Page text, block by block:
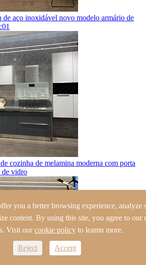
de aço inoxidável novo modelo armário de
cozinha de melamina moderna com porta
de vidro
you a better browsing experience, analyze
content. By using this site, you agree to our
Visit ourcookie policy to leamn more.
Reject Accept